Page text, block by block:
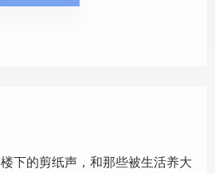
楼下的剪纸声，和那些被生活养大